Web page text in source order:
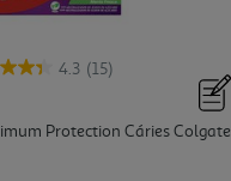
4.3 (15)
Protection Cáries Colgate